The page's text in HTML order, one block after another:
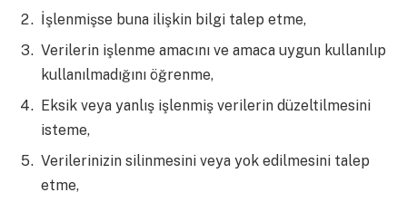
İşlenmişse buna ilişkin bilgi talep etme,
Verilerin işlenme amacını ve amaca uygun kullanılıp
kullanılmadığını öğrenme,
Eksik veya yanlış işlenmiş verilerin düzeltilmesini
isteme,
Verilerinizin silinmesini veya yok edilmesini talep
etme,